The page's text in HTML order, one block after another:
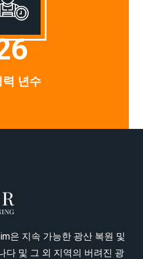
력 년수
은 지속 가능한 광산 복원 및
다 및 그 외 지역의 버려진 광